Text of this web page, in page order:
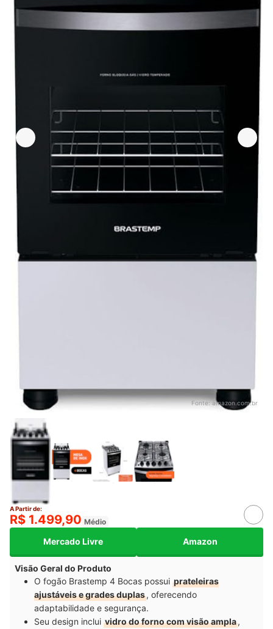
Fonte:amazon.com.br
A Partir de:
R$ 1.499,90 Médio
Mercado Livre Amazon
Visão Geral do Produto
O fogão Brastemp 4 Bocas possui prateleiras
ajustáveis e grades duplas, oferecendo
adaptabilidade e segurança.
Seu design inclui vidro do forno com visão ampla,